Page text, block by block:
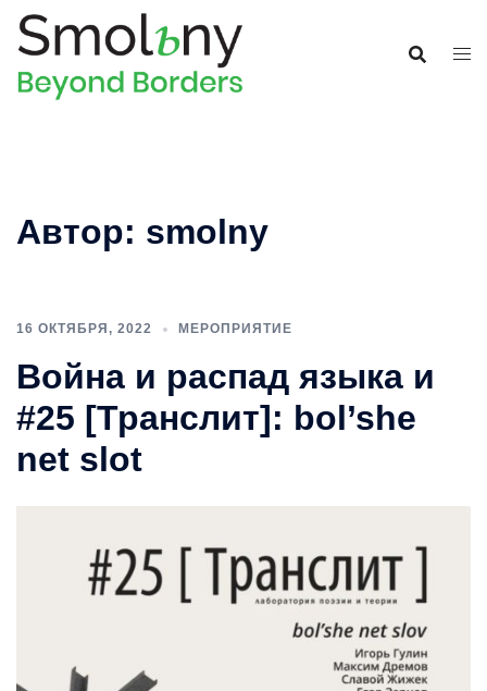
Автор: smolny
16 ОКТЯБРЯ, 2022 МЕРОПРИЯТИЕ
Война и распад языка и
#25 [Транслит]: bol’she
net slot